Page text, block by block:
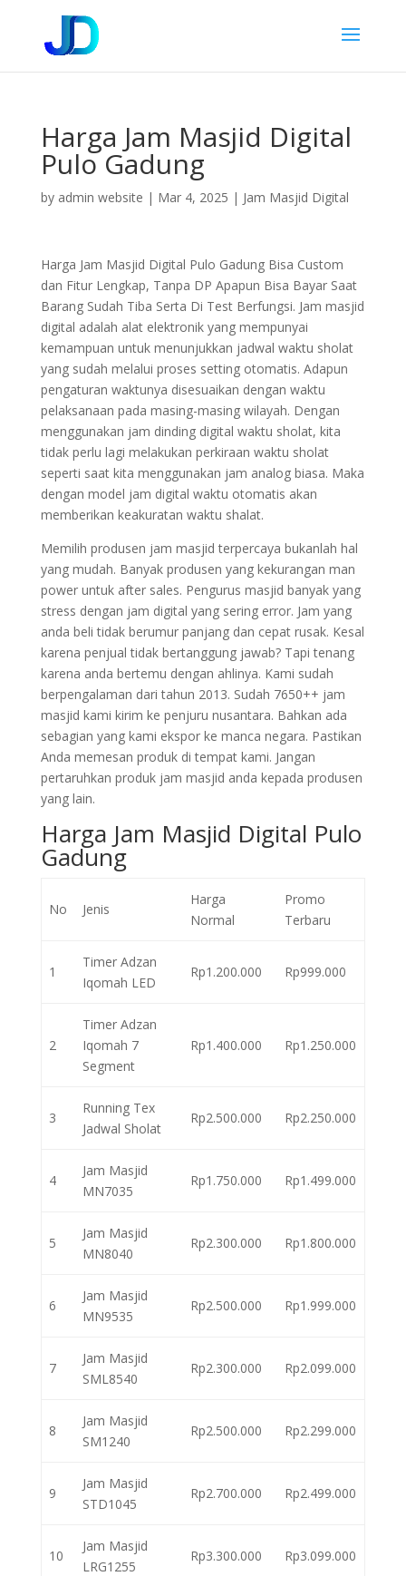
Harga Jam Masjid Digital
Pulo Gadung
by admin website | Mar 4, 2025 | Jam Masjid Digital
Harga Jam Masjid Digital Pulo Gadung Bisa Custom
dan Fitur Lengkap, Tanpa DP Apapun Bisa Bayar Saat
Barang Sudah Tiba Serta Di Test Berfungsi. Jam masjid
digital adalah alat elektronik yang mempunyai
kemampuan untuk menunjukkan jadwal waktu sholat
yang sudah melalui proses setting otomatis. Adapun
pengaturan waktunya disesuaikan dengan waktu
pelaksanaan pada masing-masing wilayah. Dengan
menggunakan jam dinding digital waktu sholat, kita
tidak perlu lagi melakukan perkiraan waktu sholat
seperti saat kita menggunakan jam analog biasa. Maka
dengan model jam digital waktu otomatis akan
memberikan keakuratan waktu shalat.
Memilih produsen jam masjid terpercaya bukanlah hal
yang mudah. Banyak produsen yang kekurangan man
power untuk after sales. Pengurus masjid banyak yang
stress dengan jam digital yang sering error. Jam yang
anda beli tidak berumur panjang dan cepat rusak. Kesal
karena penjual tidak bertanggung jawab? Tapi tenang
karena anda bertemu dengan ahlinya. Kami sudah
berpengalaman dari tahun 2013. Sudah 7650++ jam
masjid kami kirim ke penjuru nusantara. Bahkan ada
sebagian yang kami ekspor ke manca negara. Pastikan
Anda memesan produk di tempat kami. Jangan
pertaruhkan produk jam masjid anda kepada produsen
yang lain.
Harga Jam Masjid Digital Pulo
Gadung
No Jenis
Harga
Normal
Promo
Terbaru
1
Timer Adzan
Iqomah LED
Rp1.200.000 Rp999.000
2
Timer Adzan
Iqomah 7
Segment
Rp1.400.000 Rp1.250.000
3
Running Tex
Jadwal Sholat
Rp2.500.000 Rp2.250.000
4
Jam Masjid
MN7035
Rp1.750.000 Rp1.499.000
5
Jam Masjid
MN8040
Rp2.300.000 Rp1.800.000
6
Jam Masjid
MN9535
Rp2.500.000 Rp1.999.000
7
Jam Masjid
SML8540
Rp2.300.000 Rp2.099.000
8
Jam Masjid
SM1240
Rp2.500.000 Rp2.299.000
9
Jam Masjid
STD1045
Rp2.700.000 Rp2.499.000
10
Jam Masjid
LRG1255
Rp3.300.000 Rp3.099.000